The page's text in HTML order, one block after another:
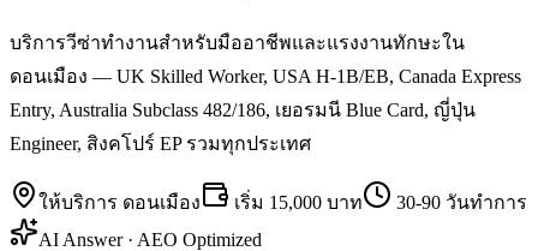
บริการวีซ่าทำงานสำหรับมืออาชีพและแรงงานทักษะใน
ดอนเมือง — UK Skilled Worker, USA H-1B/EB, Canada Express
Entry, Australia Subclass 482/186, เยอรมนี Blue Card, ญี่ปุ่น
Engineer, สิงคโปร์ EP รวมทุกประเทศ
ให้บริการ ดอนเมือง เริ่ม 15,000 บาท
30-90 วันทำการ
AI Answer · AEO Optimized